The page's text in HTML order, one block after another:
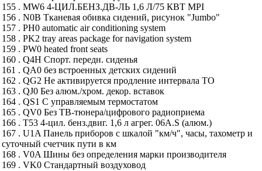
155 . MW6 4-ЦИЛ.БЕНЗ.ДВ-ЛЬ 1,6 Л/75 КВТ MPI
156 . N0B Тканевая обивка сидений, рисунок "Jumbo"
157 . PH0 automatic air conditioning system
158 . PK2 tray areas package for navigation system
159 . PW0 heated front seats
160 . Q4H Спорт. передн. сиденья
161 . QA0 без встроенных детских сидений
162 . QG2 Не активируется продление интервала ТО
163 . QJ0 Без алюм./хром. декор. вставок
164 . QS1 С управляемым термостатом
165 . QV0 Без ТВ-тюнера/цифрового радиоприема
166 . T53 4-цил. бенз.двиг. 1,6 л агрег. 06A.S (алюм.)
167 . U1A Панель приборов с шкалой "км/ч", часы, тахометр и
суточный счетчик пути в км
168 . V0A Шины без определения марки производителя
169 . VK0 Стандартный воздуховод